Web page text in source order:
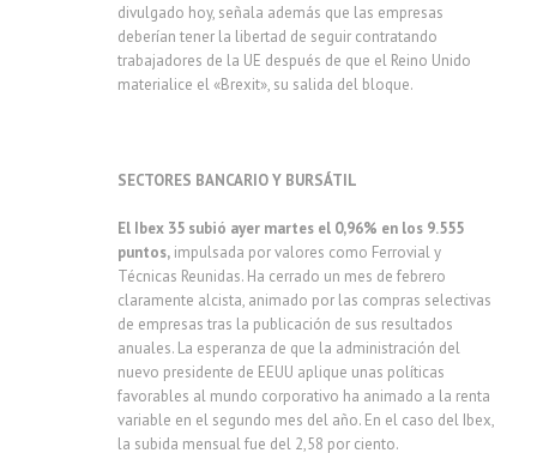
divulgado hoy, señala además que las empresas
deberían tener la libertad de seguir contratando
trabajadores de la UE después de que el Reino Unido
materialice el «Brexit», su salida del bloque.
SECTORES BANCARIO Y BURSÁTIL
El Ibex 35 subió ayer martes el 0,96% en los 9.555
puntos, impulsada por valores como Ferrovial y
Técnicas Reunidas. Ha cerrado un mes de febrero
claramente alcista, animado por las compras selectivas
de empresas tras la publicación de sus resultados
anuales. La esperanza de que la administración del
nuevo presidente de EEUU aplique unas políticas
favorables al mundo corporativo ha animado a la renta
variable en el segundo mes del año. En el caso del Ibex,
la subida mensual fue del 2,58 por ciento.